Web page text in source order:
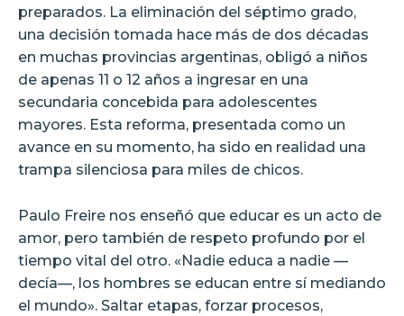
preparados. La eliminación del séptimo grado,
una decisión tomada hace más de dos décadas
en muchas provincias argentinas, obligó a niños
de apenas 11 o 12 años a ingresar en una
secundaria concebida para adolescentes
mayores. Esta reforma, presentada como un
avance en su momento, ha sido en realidad una
trampa silenciosa para miles de chicos.
Paulo Freire nos enseñó que educar es un acto de
amor, pero también de respeto profundo por el
tiempo vital del otro. «Nadie educa a nadie —
decía—, los hombres se educan entre sí mediando
el mundo». Saltar etapas, forzar procesos,